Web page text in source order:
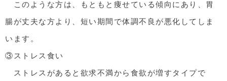
このような方は、もともと痩せている傾向にあり、胃
腸が丈夫な方より、短い期間で体調不良が悪化してしま
います。
③ストレス食い
ストレスがあると欲求不満から食欲が増すタイプで